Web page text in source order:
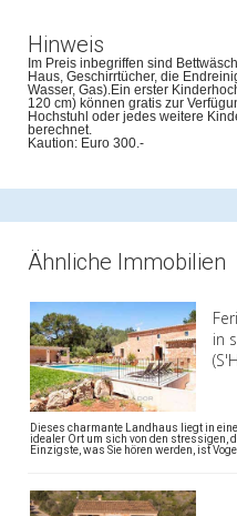
Hinweis
Im Preis inbegriffen sind
Haus, Geschirrtücher, die
Wasser, Gas).Ein erster
120 cm) können gratis zur
Hochstuhl oder jedes weitere
berechnet.
Kaution: Euro 300.-
Ähnliche Immobilien
in
Dieses charmante Landhaus liegt in
idealer Ort um sich von den stressigen,
Einzigste, was Sie hören werden, ist